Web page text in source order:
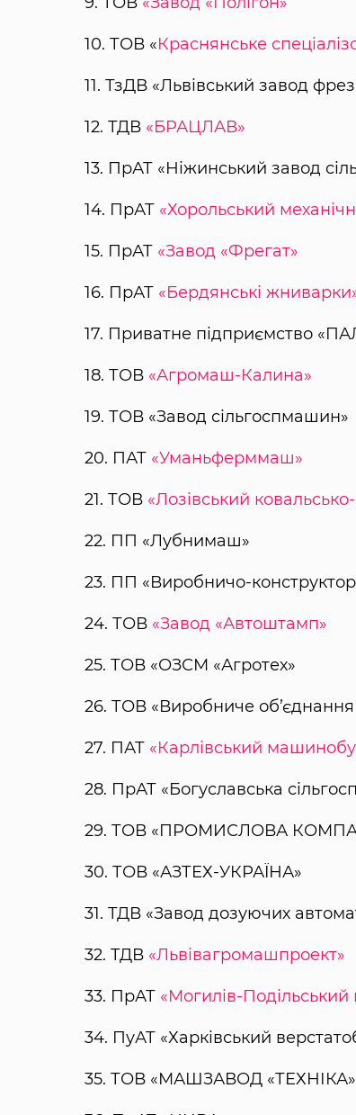
10. ТОВ «Краснянське
11. ТзДВ «Львівський завод
12. ТДВ «БРАЦЛАВ»
13. ПрАТ «Ніжинський завод
14. ПрАТ «Хорольський
15. ПрАТ «Завод «Фрегат»
16. ПрАТ «Бердянські
17. Приватне підприємство
18. ТОВ «Агромаш-Калина»
19. ТОВ «Завод сільгоспмашин»
20. ПАТ «Уманьферммаш»
21. ТОВ «Лозівський
22. ПП «Лубнимаш»
23. ПП «Виробничо-
24. ТОВ «Завод «Автоштамп»
25. ТОВ «ОЗСМ «Агротех»
26. ТОВ «Виробниче
27. ПАТ «Карлівський
28. ПрАТ «Богуславська
29. ТОВ «ПРОМИСЛОВА
30. ТОВ «АЗТЕХ-УКРАЇНА»
31. ТДВ «Завод дозуючих
32. ТДВ «Львівагромашпроект»
33. ПрАТ «Могилів-
34. ПуАТ «Харківський
35. ТОВ «МАШЗАВОД «ТЕХНІКА»